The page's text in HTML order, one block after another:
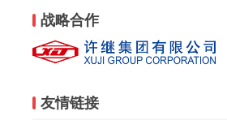
战略合作
友情链接